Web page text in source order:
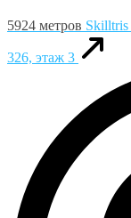
5924 метров Skilltris
326, этаж 3